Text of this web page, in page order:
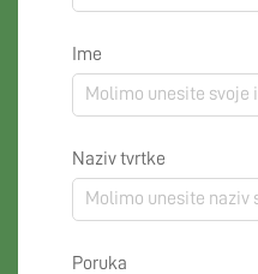
Ime
Naziv tvrtke
Poruka